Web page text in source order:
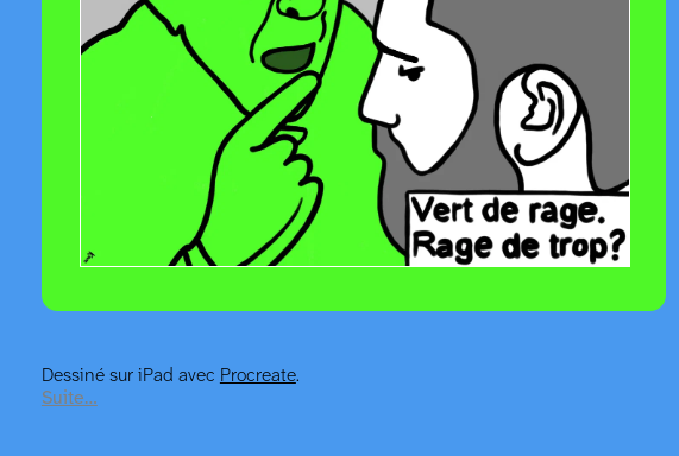
Dessiné sur iPad avec Procreate.
Suite…